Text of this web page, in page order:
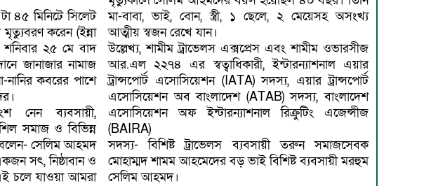
৪৫ মিনিটে সিলেট
করেন (ইন্না
শনিবার ২৫ মে বাদ
জানাজার নামাজ
নানির কবরের পাশে
নেন ব্যবসায়ী,
সমাজ ও বিভিন্ন
বলেন- সেলিম আহমদ
সৎ, নিষ্ঠাবান ও
চলে যাওয়া আমরা
মা-বাবা, ভাই, বোন, স্ত্রী, ১ ছেলে, ২ মেয়েসহ অসংখ্য
আত্মীয় স্বজন রেখে যান।
উল্লেখ্য, শামীম ট্রাভেলস এক্সপ্রেস এবং শামীম ওভারসীজ
আর.এল ২২৭৪ এর স্বত্বাধিকারী, ইন্টারন্যাশনাল এয়ার
ট্রান্সপোর্ট এসোসিয়েশন (IATA) সদস্য, এয়ার ট্রান্সপোর্ট
এসোসিয়েশন অব বাংলাদেশ (ATAB) সদস্য, বাংলাদেশ
এসোসিয়েশন অফ ইন্টারন্যাশনাল রিক্রুটিং এজেন্সীজ
(BAIRA)
সদস্য- বিশিষ্ট ট্রাভেলস ব্যবসায়ী তরুন সমাজসেবক
মোহাম্মদ শামম আহমেদের বড় ভাই বিশিষ্ট ব্যবসায়ী মরহুম
সেলিম আহমদ।